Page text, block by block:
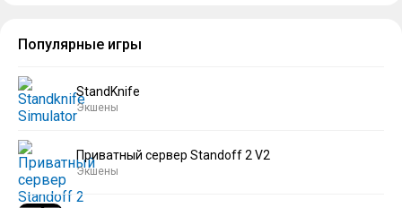
Популярные игры
StandKnife
Экшены
Приватный сервер Standoff 2 V2
Экшены